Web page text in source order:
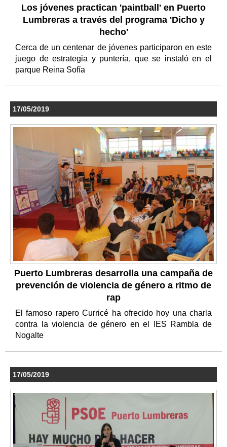
Los jóvenes practican 'paintball' en Puerto
Lumbreras a través del programa 'Dicho y
hecho'
Cerca de un centenar de jóvenes participaron en este
juego de estrategia y puntería, que se instaló en el
parque Reina Sofía
17/05/2019
Puerto Lumbreras desarrolla una campaña de
prevención de violencia de género a ritmo de
rap
El famoso rapero Curricé ha ofrecido hoy una charla
contra la violencia de género en el IES Rambla de
Nogalte
17/05/2019